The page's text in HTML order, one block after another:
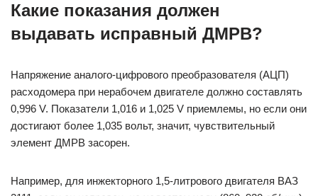
Какие показания должен
выдавать исправный ДМРВ?
Напряжение аналого-цифрового преобразователя (АЦП)
расходомера при нерабочем двигателе должно составлять
0,996 V. Показатели 1,016 и 1,025 V приемлемы, но если они
достигают более 1,035 вольт, значит, чувствительный
элемент ДМРВ засорен.
Например, для инжекторного 1,5-литрового двигателя ВАЗ